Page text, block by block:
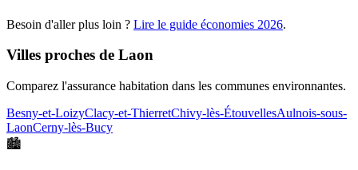
Besoin d'aller plus loin ? Lire le guide économies 2026.
Villes proches de Laon
Comparez l'assurance habitation dans les communes environnantes.
Besny-et-LoizyClacy-et-ThierretChivy-lès-ÉtouvellesAulnois-sous-
LaonCerny-lès-Bucy
🏙️